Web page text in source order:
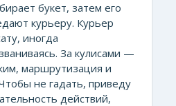
букет, затем его
курьеру. Курьер
иногда
За кулисами —
маршрутизация и
не гадать, приведу
действий,